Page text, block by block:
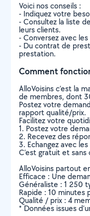
Voici nos conseils :
- Indiquez votre
- Consultez la liste
leurs clients.
- Conversez avec
- Du contrat de
prestation.
Comment
AlloVoisins c’est la
de membres, dont
Postez votre
rapport qualité/prix.
Facilitez votre
1. Postez votre
2. Recevez des
3. Echangez avec
C’est gratuit et sans
AlloVoisins partout
Efficace : Une
Généraliste : 1 250
Rapide : 10
Qualité / prix : 4
* Données issues